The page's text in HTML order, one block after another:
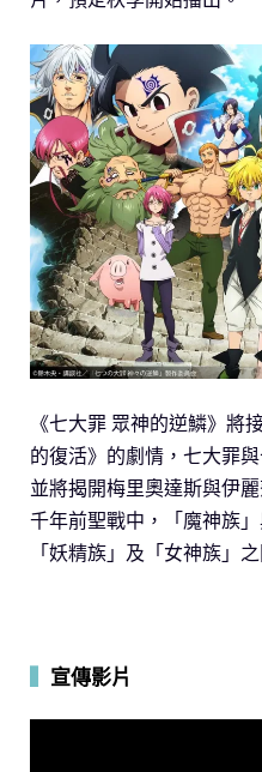
《七大罪 眾神的逆鱗》將
的復活》的劇情，七大罪
並將揭開梅里奧達斯與伊
千年前聖戰中，「魔神族
「妖精族」及「女神族」
宣傳影片